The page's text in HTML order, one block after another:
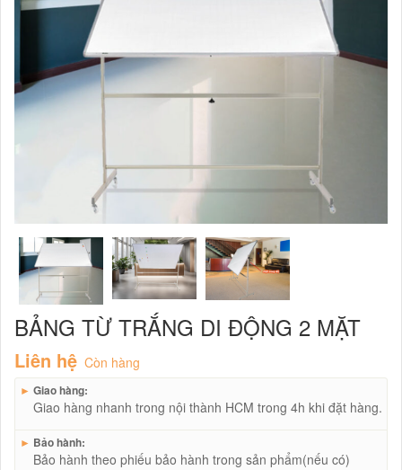
BẢNG TỪ TRẮNG DI ĐỘNG 2 MẶT
Liên hệ Còn hàng
► Giao hàng:
Giao hàng nhanh trong nội thành HCM trong 4h khi đặt hàng.
► Bảo hành:
Bảo hành theo phiếu bảo hành trong sản phẩm(nếu có)